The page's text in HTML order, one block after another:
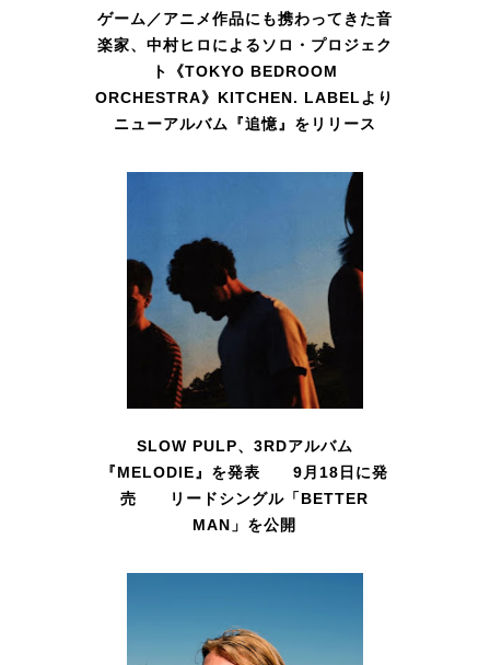
ゲーム／アニメ作品にも携わってきた音
楽家、中村ヒロによるソロ・プロジェク
ト《TOKYO BEDROOM
ORCHESTRA》KITCHEN. LABELより
ニューアルバム『追憶』をリリース
SLOW PULP、3RDアルバム
『MELODIE』を発表 9月18日に発
売 リードシングル「BETTER
MAN」を公開